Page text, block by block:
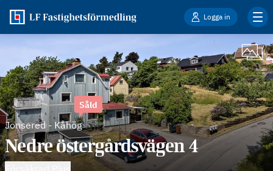
Logga in
Jonsered- Kåhög
Såld
Nedre östergårdsvägen 4